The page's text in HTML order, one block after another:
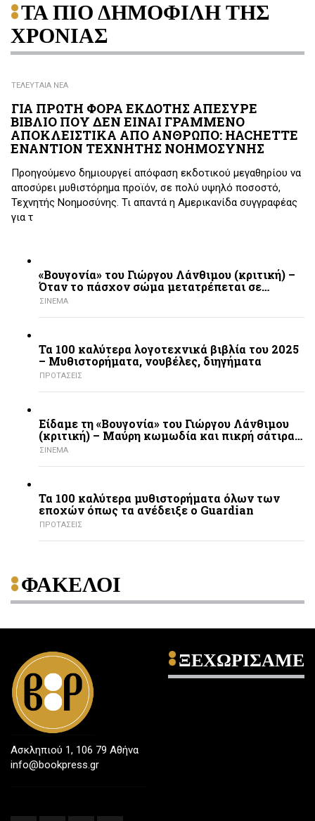
ΤΑ ΠΙΟ ΔΗΜΟΦΙΛΗ ΤΗΣ
ΧΡΟΝΙΑΣ
ΤΕΛΕΥΤΑΙΑ ΝΕΑ
ΓΙΑ ΠΡΩΤΗ ΦΟΡΑ ΕΚΔΟΤΗΣ ΑΠΕΣΥΡΕ
ΒΙΒΛΙΟ ΠΟΥ ΔΕΝ ΕΙΝΑΙ ΓΡΑΜΜΕΝΟ
ΑΠΟΚΛΕΙΣΤΙΚΑ ΑΠΟ ΑΝΘΡΩΠΟ: HACHETTE
ΕΝΑΝΤΙΟΝ ΤΕΧΝΗΤΗΣ ΝΟΗΜΟΣΥΝΗΣ
Προηγούμενο δημιουργεί απόφαση εκδοτικού μεγαθηρίου να
αποσύρει μυθιστόρημα προϊόν, σε πολύ υψηλό ποσοστό,
Τεχνητής Νοημοσύνης. Τι απαντά η Αμερικανίδα συγγραφέας
για τ
«Βουγονία» του Γιώργου Λάνθιμου (κριτική) –
Όταν το πάσχον σώμα μετατρέπεται σε…
ΣΙΝΕΜΑ
Τα 100 καλύτερα λογοτεχνικά βιβλία του 2025
– Mυθιστορήματα, νουβέλες, διηγήματα
ΠΡΟΤΑΣΕΙΣ
Είδαμε τη «Βουγονία» του Γιώργου Λάνθιμου
(κριτική) – Μαύρη κωμωδία και πικρή σάτιρα…
ΣΙΝΕΜΑ
Τα 100 καλύτερα μυθιστορήματα όλων των
εποχών όπως τα ανέδειξε ο Guardian
ΠΡΟΤΑΣΕΙΣ
ΦΑΚΕΛΟΙ
Ασκληπιού 1, 106 79 Αθήνα
info@bookpress.gr
ΞΕΧΩΡΙΣΑΜΕ